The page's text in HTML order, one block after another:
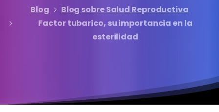
Blog
Blog sobre Salud Reproductiva
Factor tubarico, su importancia en la
esterilidad